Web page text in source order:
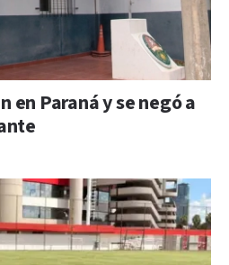
en Paraná y se negó a